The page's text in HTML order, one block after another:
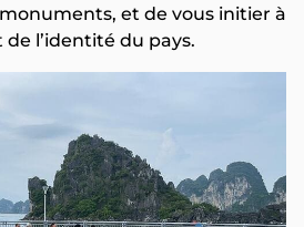
et de vous initier à
l’identité du pays.